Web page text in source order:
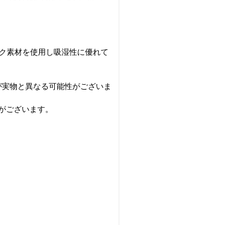
素材を使用し吸湿性に優れて
物と異なる可能性がございま
ざいます。